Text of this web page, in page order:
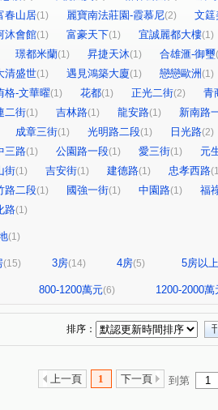
春山居(1) 麗寶南法莊園-霞慕尼(2)
文筳
沐會館(1) 富豪天下(1) 宜誠麗都大樓(1)
璟都米蘭(1) 昇捷天沐(1) 合雄滙-御璽
清盛世(1) 遇見鴻築大廈(1) 戀戀歐洲 (1)
格-文華曜(1) 花都(1) 正光二街(2)
青
二街(1) 吉林路(1) 龍安路(1)
新南路
成章三街(1) 光明路二段(1) 日光路(2)
三路(1) 公園路一段(1) 愛三街(1)
元
街(1) 吉安街(1) 建德路(1) 忠孝西路
路二段(1) 國強一街(1) 中園路(1)
福
路(1)
(1)
(15) 3房(14) 4房(5) 5房以上
800-1200萬元(6) 1200-2000萬
排序：
上一頁 1 下一頁 到第